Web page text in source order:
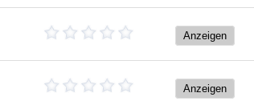
Anzeigen
Anzeigen